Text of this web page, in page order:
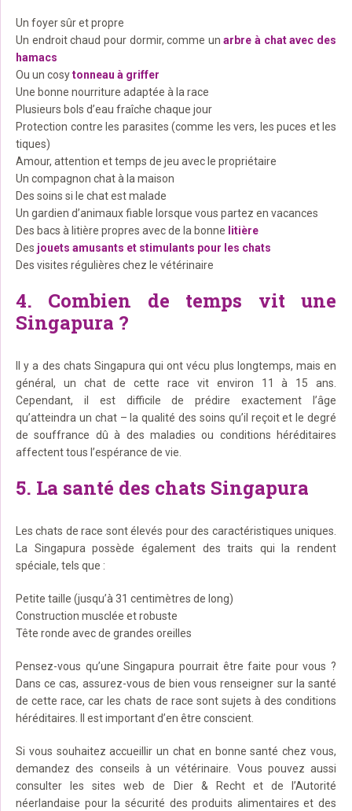
Un foyer sûr et propre
Un endroit chaud pour dormir, comme unarbre à chat avec des
hamacs
Ou un cosytonneau à griffer
Une bonne nourriture adaptée à la race
Plusieurs bols d’eau fraîche chaque jour
Protection contre les parasites (comme les vers, les puces et les
tiques)
Amour, attention et temps de jeu avec le propriétaire
Un compagnon chat à la maison
Des soins si le chat est malade
Un gardien d’animaux fiable lorsque vous partez en vacances
Des bacs à litière propres avec de la bonne litière
Des jouets amusants et stimulants pour les chats
Des visites régulières chez le vétérinaire
4. Combien de temps vit une
Singapura ?
Il y a des chats Singapura qui ont vécu plus longtemps, mais en
général, un chat de cette race vit environ 11 à 15 ans.
Cependant, il est difficile de prédire exactement l’âge
qu’atteindra un chat – la qualité des soins qu’il reçoit et le degré
de souffrance dû à des maladies ou conditions héréditaires
affectent tous l’espérance de vie.
5. La santé des chats Singapura
Les chats de race sont élevés pour des caractéristiques uniques.
La Singapura possède également des traits qui la rendent
spéciale, tels que :
Petite taille (jusqu’à 31 centimètres de long)
Construction musclée et robuste
Tête ronde avec de grandes oreilles
Pensez-vous qu’une Singapura pourrait être faite pour vous ?
Dans ce cas, assurez-vous de bien vous renseigner sur la santé
de cette race, car les chats de race sont sujets à des conditions
héréditaires. Il est important d’en être conscient.
Si vous souhaitez accueillir un chat en bonne santé chez vous,
demandez des conseils à un vétérinaire. Vous pouvez aussi
consulter les sites web de Dier & Recht et de l’Autorité
néerlandaise pour la sécurité des produits alimentaires et des